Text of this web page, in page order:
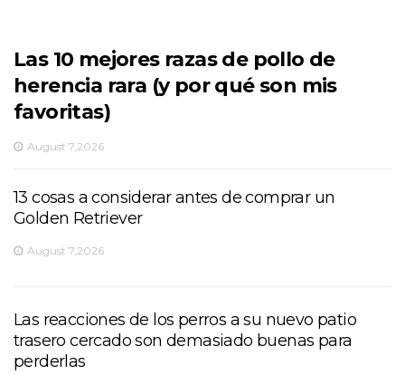
Las 10 mejores razas de pollo de
herencia rara (y por qué son mis
favoritas)
August 7,2026
13 cosas a considerar antes de comprar un
Golden Retriever
August 7,2026
Las reacciones de los perros a su nuevo patio
trasero cercado son demasiado buenas para
perderlas